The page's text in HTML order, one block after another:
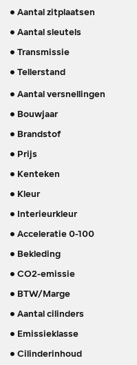
Aantal zitplaatsen
Aantal sleutels
Transmissie
Tellerstand
Aantal versnellingen
Bouwjaar
Brandstof
Prijs
Kenteken
Kleur
Interieurkleur
Acceleratie 0-100
Bekleding
CO2-emissie
BTW/Marge
Aantal cilinders
Emissieklasse
Cilinderinhoud